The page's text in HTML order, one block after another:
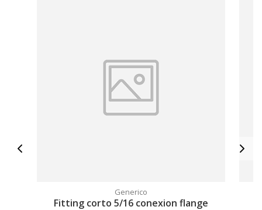
Generico
Fitting corto 5/16 conexion flange